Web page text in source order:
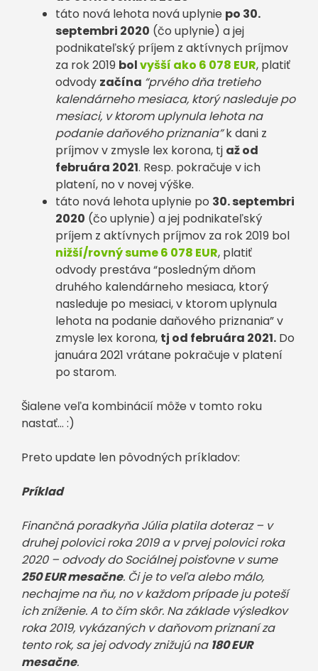
táto nová lehota nová uplynie po 30.
septembri 2020 (čo uplynie) a jej
podnikateľský príjem z aktívnych príjmov
za rok 2019 bolvyšší ako 6 078 EUR, platiť
odvody začína “prvého dňa tretieho
kalendárneho mesiaca, ktorý nasleduje po
mesiaci, v ktorom uplynula lehota na
podanie daňového priznania”k dani z
príjmov v zmysle lex korona, tj až od
februára 2021. Resp. pokračuje v ich
platení, no v novej výške.
táto nová lehota uplynie po 30. septembri
2020 (čo uplynie) a jej podnikateľský
príjem z aktívnych príjmov za rok 2019 bol
nižší/rovný sume 6 078 EUR, platiť
odvody prestáva “posledným dňom
druhého kalendárneho mesiaca, ktorý
nasleduje po mesiaci, v ktorom uplynula
lehota na podanie daňového priznania” v
zmysle lex korona, tj od februára 2021. Do
januára 2021 vrátane pokračuje v platení
po starom.
Šialene veľa kombinácií môže v tomto roku
nastať… :)
Preto update len pôvodných príkladov:
Príklad
Finančná poradkyňa Júlia platila doteraz – v
druhej polovici roka 2019 a v prvej polovici roka
2020 – odvody do Sociálnej poisťovne v sume
250 EUR mesačne. Či je to veľa alebo málo,
nechajme na ňu, no v každom prípade ju poteší
ich zníženie. A to čím skôr. Na základe výsledkov
roka 2019, vykázaných v daňovom priznaní za
tento rok, sa jej odvody znižujú na 180 EUR
mesačne.